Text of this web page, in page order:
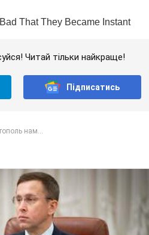
Читай тільки найкраще!
Підписатись
нам...